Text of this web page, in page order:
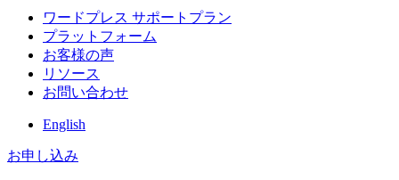
ワードプレス サポートプラン
プラットフォーム
お客様の声
リソース
お問い合わせ
English
お申し込み